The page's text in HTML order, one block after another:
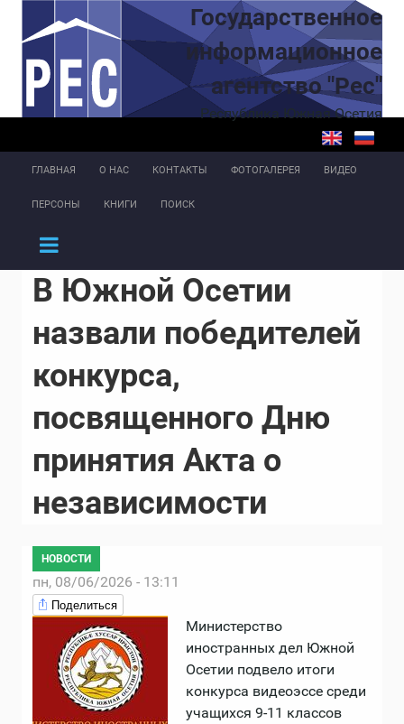
Перейти к основному содержаниюГосударственное
информационное
агентство "Рес"
Республика Южная Осетия
ГЛАВНАЯ О НАС КОНТАКТЫ ФОТОГАЛЕРЕЯ ВИДЕО
ПЕРСОНЫ КНИГИ ПОИСК
В Южной Осетии
назвали победителей
конкурса,
посвященного Дню
принятия Акта о
независимости
НОВОСТИ
пн, 08/06/2026 - 13:11
Поделиться
Министерство
иностранных дел Южной
Осетии подвело итоги
конкурса видеоэссе среди
учащихся 9-11 классов